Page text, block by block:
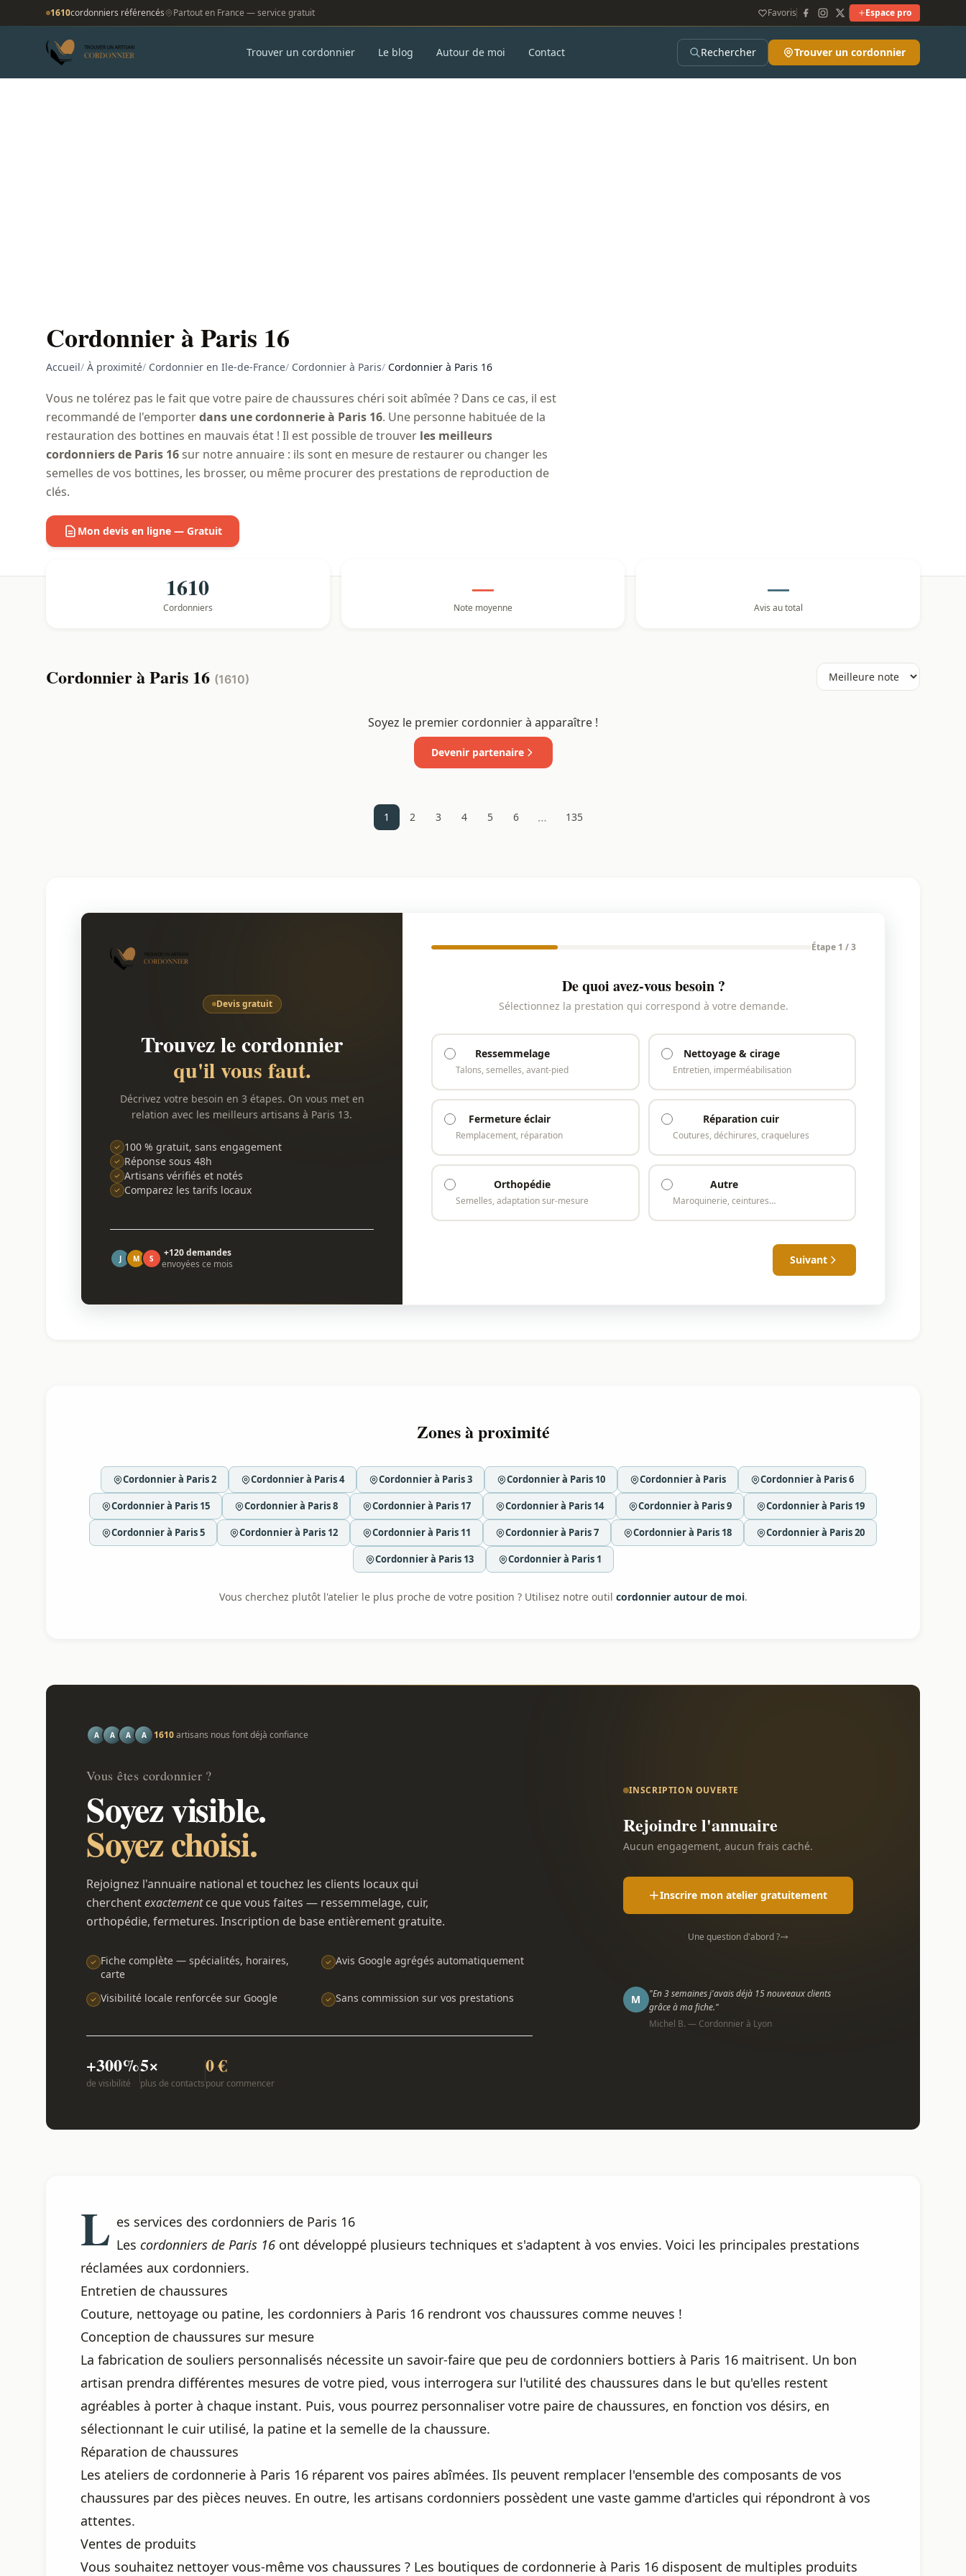
1610cordonniers référencés Partout en France — service gratuit Favoris Espace pro
Trouver un cordonnier Le blog Autour de moi Contact Rechercher Trouver un cordonnier
Cordonnier à Paris 16
Accueil/ À proximité/ Cordonnier en Ile-de-France/ Cordonnier à Paris/ Cordonnier à Paris 16
Vous ne tolérez pas le fait que votre paire de chaussures chéri soit abîmée ? Dans ce cas, il est
recommandé de l'emporterdans une cordonnerie à Paris 16. Une personne habituée de la
restauration des bottines en mauvais état ! Il est possible de trouver les meilleurs
cordonniers de Paris 16sur notre annuaire : ils sont en mesure de restaurer ou changer les
semelles de vos bottines, les brosser, ou même procurer des prestations de reproduction de
clés.
Mon devis en ligne — Gratuit
1610
Cordonniers
—
Note moyenne
—
Avis au total
Cordonnier à Paris 16 (1610)
Soyez le premier cordonnier à apparaître !
Devenir partenaire
1 2 3 4 5 6 … 135
Devis gratuit
Trouvez le cordonnier
qu'il vous faut.
Décrivez votre besoin en 3 étapes. On vous met en
relation avec les meilleurs artisans à Paris 13.
100 % gratuit, sans engagement
Réponse sous 48h
Artisans vérifiés et notés
Comparez les tarifs locaux
J M S
+120 demandes
envoyées ce mois
Étape 1 / 3
De quoi avez-vous besoin ?
Sélectionnez la prestation qui correspond à votre demande.
Ressemmelage
Talons, semelles, avant-pied
Nettoyage & cirage
Entretien, imperméabilisation
Fermeture éclair
Remplacement, réparation
Réparation cuir
Coutures, déchirures, craquelures
Orthopédie
Semelles, adaptation sur-mesure
Autre
Maroquinerie, ceintures…
Suivant
Zones à proximité
Cordonnier à Paris 2 Cordonnier à Paris 4 Cordonnier à Paris 3 Cordonnier à Paris 10 Cordonnier à Paris Cordonnier à Paris 6
Cordonnier à Paris 15 Cordonnier à Paris 8 Cordonnier à Paris 17 Cordonnier à Paris 14 Cordonnier à Paris 9 Cordonnier à Paris 19
Cordonnier à Paris 5 Cordonnier à Paris 12 Cordonnier à Paris 11 Cordonnier à Paris 7 Cordonnier à Paris 18 Cordonnier à Paris 20
Cordonnier à Paris 13 Cordonnier à Paris 1
Vous cherchez plutôt l'atelier le plus proche de votre position ? Utilisez notre outil cordonnier autour de moi.
A A A A 1610artisans nous font déjà confiance
Vous êtes cordonnier ?
Soyez visible.
Soyez choisi.
Rejoignez l'annuaire national et touchez les clients locaux qui
cherchentexactementce que vous faites — ressemmelage, cuir,
orthopédie, fermetures. Inscription de base entièrement gratuite.
Fiche complète — spécialités, horaires,
carte
Avis Google agrégés automatiquement
Visibilité locale renforcée sur Google Sans commission sur vos prestations
+300%
de visibilité
5×
plus de contacts
0 €
pour commencer
INSCRIPTION OUVERTE
Rejoindre l'annuaire
Aucun engagement, aucun frais caché.
Inscrire mon atelier gratuitement
Une question d'abord ?
M
"En 3 semaines j'avais déjà 15 nouveaux clients
grâce à ma fiche."
Michel B. — Cordonnier à Lyon
L es services des cordonniers de Paris 16
Les cordonniers de Paris 16ont développé plusieurs techniques et s'adaptent à vos envies. Voici les principales prestations
réclamées aux cordonniers.
Entretien de chaussures
Couture, nettoyage ou patine, les cordonniers à Paris 16 rendront vos chaussures comme neuves !
Conception de chaussures sur mesure
La fabrication de souliers personnalisés nécessite un savoir-faire que peu de cordonniers bottiers à Paris 16 maitrisent. Un bon
artisan prendra différentes mesures de votre pied, vous interrogera sur l'utilité des chaussures dans le but qu'elles restent
agréables à porter à chaque instant. Puis, vous pourrez personnaliser votre paire de chaussures, en fonction vos désirs, en
sélectionnant le cuir utilisé, la patine et la semelle de la chaussure.
Réparation de chaussures
Les ateliers de cordonnerie à Paris 16 réparent vos paires abîmées. Ils peuvent remplacer l'ensemble des composants de vos
chaussures par des pièces neuves. En outre, les artisans cordonniers possèdent une vaste gamme d'articles qui répondront à vos
attentes.
Ventes de produits
Vous souhaitez nettoyer vous-même vos chaussures ? Les boutiques de cordonnerie à Paris 16 disposent de multiples produits